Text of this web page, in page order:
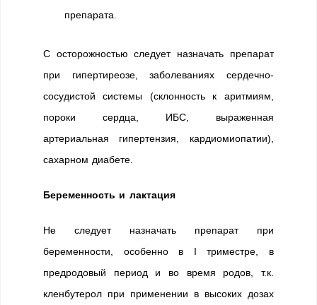
препарата.
С осторожностью следует назначать препарат
при гипертиреозе, заболеваниях сердечно-
сосудистой системы (склонность к аритмиям,
пороки сердца, ИБС, выраженная
артериальная гипертензия, кардиомиопатии),
сахарном диабете.
Беременность и лактация
Не следует назначать препарат при
беременности, особенно в I триместре, в
предродовый период и во время родов, т.к.
кленбутерол при применении в высоких дозах